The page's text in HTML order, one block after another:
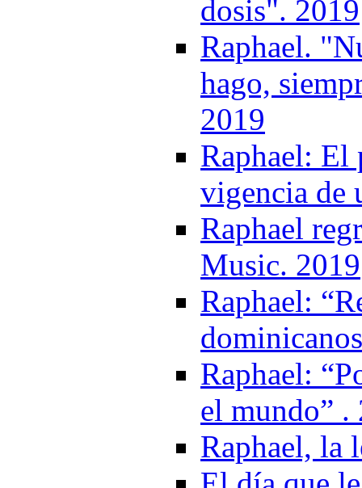
dosis". 2019
Raphael.
hago,
2019
Raphael: El
vigencia de
Raphael
Music. 2019
Raphael:
Raphael:
el mundo” .
Raphael, la